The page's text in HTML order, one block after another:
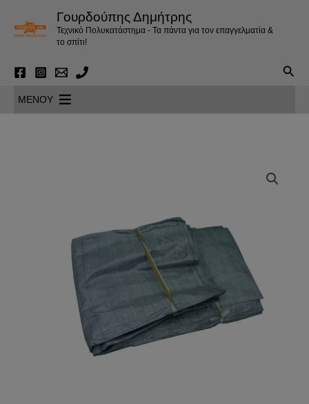
περιεχόμενο
Γουρδούπης Δημήτρης
Τεχνικό Πολυκατάστημα - Τα πάντα για τον επαγγελματία &
το σπίτι!
MENOY